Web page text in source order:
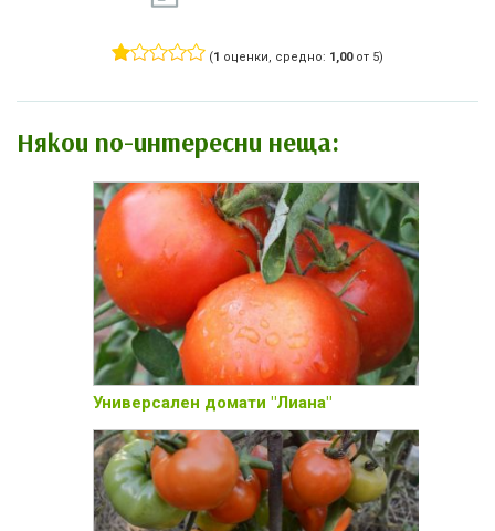
(1 оценки, средно: 1,00от 5)
Някои по-интересни неща:
Универсален домати "Лиана"